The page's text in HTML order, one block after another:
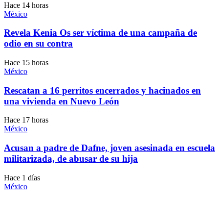
Hace 14 horas
México
Revela Kenia Os ser víctima de una campaña de
odio en su contra
Hace 15 horas
México
Rescatan a 16 perritos encerrados y hacinados en
una vivienda en Nuevo León
Hace 17 horas
México
Acusan a padre de Dafne, joven asesinada en escuela
militarizada, de abusar de su hija
Hace 1 días
México